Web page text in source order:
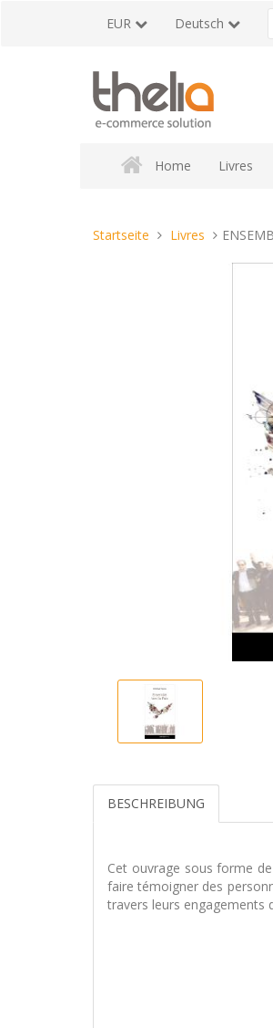
EUR Deutsch
Home Livres
Sie
Startseite Livres
BESCHREIBUNG
Cet ouvrage sous forme
faire témoigner des
travers leurs engagements